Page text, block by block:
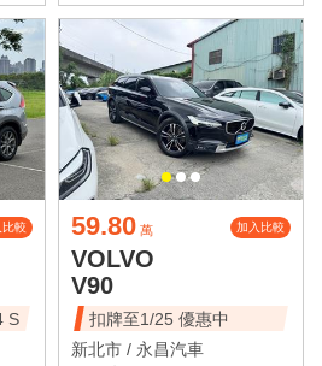
較
S
59.80 萬 加入比較
VOLVO
V90
扣牌至1/25 優惠中
新北市 / 永昌汽車